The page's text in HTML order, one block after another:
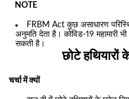
NOTE
FRBM Act कुछ असाधारण
अनुमति देता है। कोविड-19 महामारी
सकती है।
छोटे हथियारों
चर्चा में क्यों